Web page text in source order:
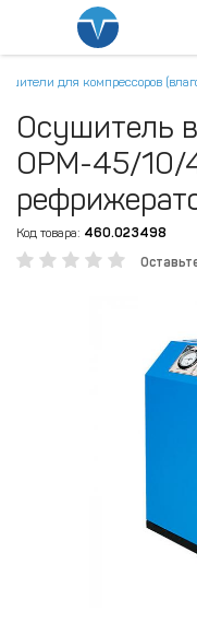
для компрессоров
Осушитель
ОРМ-45/10/
Код товара: 460.023498